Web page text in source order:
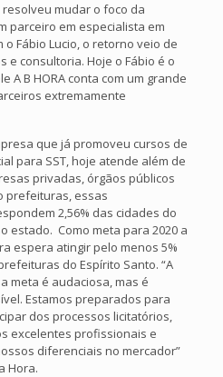
mudar o foco da
parceiro em especialista em
o Fábio Lucio, o retorno veio de
e consultoria. Hoje o Fábio é o
A B HORA conta com um grande
extremamente
que já promoveu cursos de
para SST, hoje atende além de
privadas, órgãos públicos
prefeituras, essas
2,56% das cidades do
estado. Como meta para 2020 a
espera atingir pelo menos 5%
do Espírito Santo. “A
meta é audaciosa, mas é
Estamos preparados para
dos processos licitatórios,
excelentes profissionais e
diferenciais no mercador”
Hora.